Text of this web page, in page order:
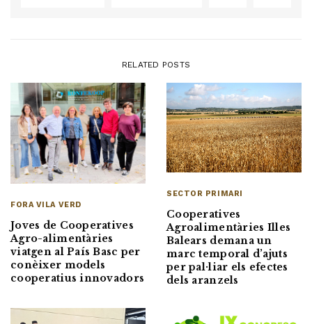
RELATED POSTS
FORA VILA VERD
Joves de Cooperatives
Agro-alimentàries
viatgen al País Basc per
conèixer models
cooperatius innovadors
SECTOR PRIMARI
Cooperatives
Agroalimentàries Illes
Balears demana un
marc temporal d’ajuts
per pal·liar els efectes
dels aranzels